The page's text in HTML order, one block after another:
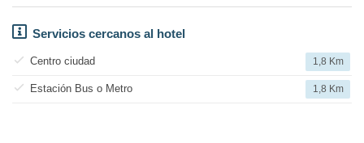
Servicios cercanos al hotel
Centro ciudad 1,8 Km
Estación Bus o Metro 1,8 Km